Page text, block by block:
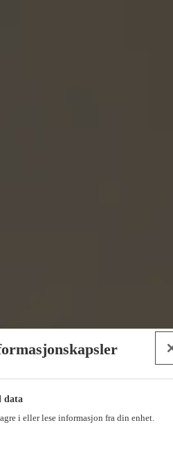
data
i eller lese informasjon fra din enhet.